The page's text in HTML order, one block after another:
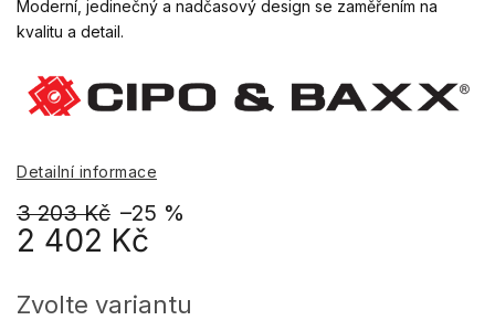
3 203 Kč –25 %
2 402 Kč
cena:
Zvolte variantu
Moderní, jedinečný a nadčasový design se zaměřením na
kvalitu a detail.
Detailní informace